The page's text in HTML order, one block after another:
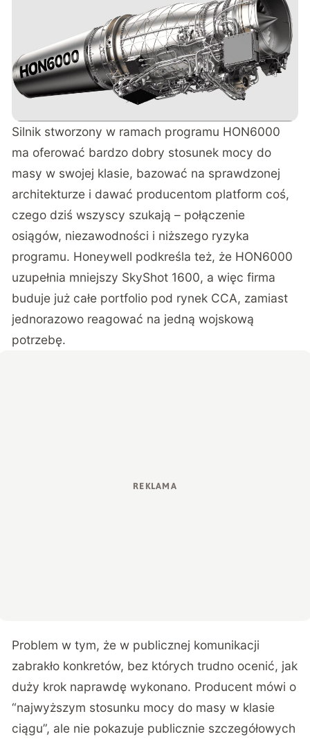
Silnik stworzony w ramach programu HON6000
ma oferować bardzo dobry stosunek mocy do
masy w swojej klasie, bazować na sprawdzonej
architekturze i dawać producentom platform coś,
czego dziś wszyscy szukają – połączenie
osiągów, niezawodności i niższego ryzyka
programu. Honeywell podkreśla też, że HON6000
uzupełnia mniejszy SkyShot 1600, a więc firma
buduje już całe portfolio pod rynek CCA, zamiast
jednorazowo reagować na jedną wojskową
potrzebę.
Problem w tym, że w publicznej komunikacji
zabrakło konkretów, bez których trudno ocenić, jak
duży krok naprawdę wykonano. Producent mówi o
“najwyższym stosunku mocy do masy w klasie
ciągu”, ale nie pokazuje publicznie szczegółowych